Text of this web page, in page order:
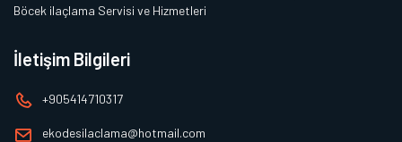
Böcek ilaçlama Servisi ve Hizmetleri
İletişim Bilgileri
+905414710317
ekodesilaclama@hotmail.com